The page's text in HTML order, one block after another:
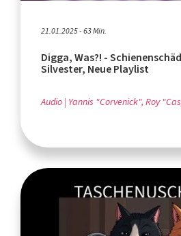
21.01.2025 - 63 Min.
Digga, Was?! -
Silvester, Neue Playlist
Audio Yannis "Corvenick", Roy